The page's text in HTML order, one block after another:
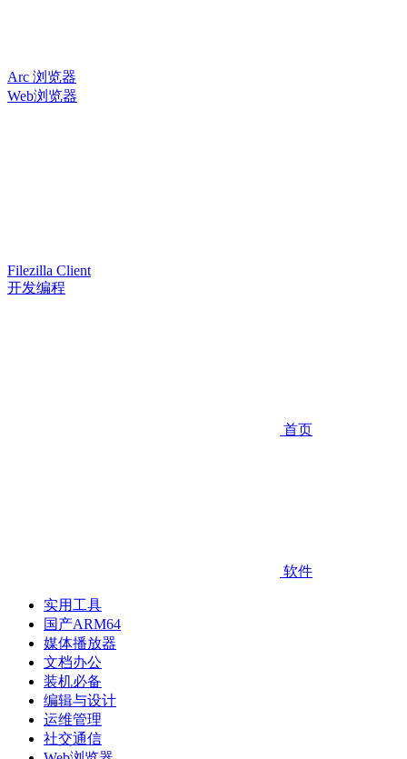
Arc 浏览器
Web浏览器
Filezilla Client
开发编程
首页
软件
实用工具
国产ARM64
媒体播放器
文档办公
装机必备
编辑与设计
运维管理
社交通信